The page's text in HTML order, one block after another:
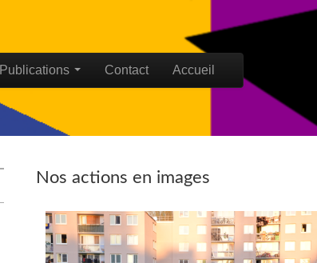
Publications Contact Accueil
Nos actions en images